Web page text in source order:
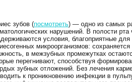
зубов (посмотреть) — одно из самых
нарушений. В полости рта
условия, благоприятные
микроорганизмов: сохраняется
в межзубных промежутках
перегнивают, способствуя
зубных отложений. Без лечения
к проникновению инфекции в